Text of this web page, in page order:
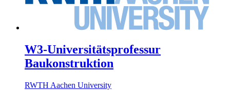
W3-Universitätsprofessur
Baukonstruktion
RWTH Aachen University